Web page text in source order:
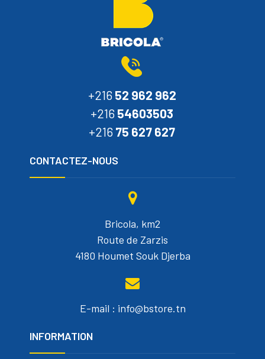
+216 52 962 962
+216 54603503
+216 75 627 627
CONTACTEZ-NOUS
Bricola, km2
Route de Zarzis
4180 Houmet Souk Djerba
E-mail : info@bstore.tn
INFORMATION